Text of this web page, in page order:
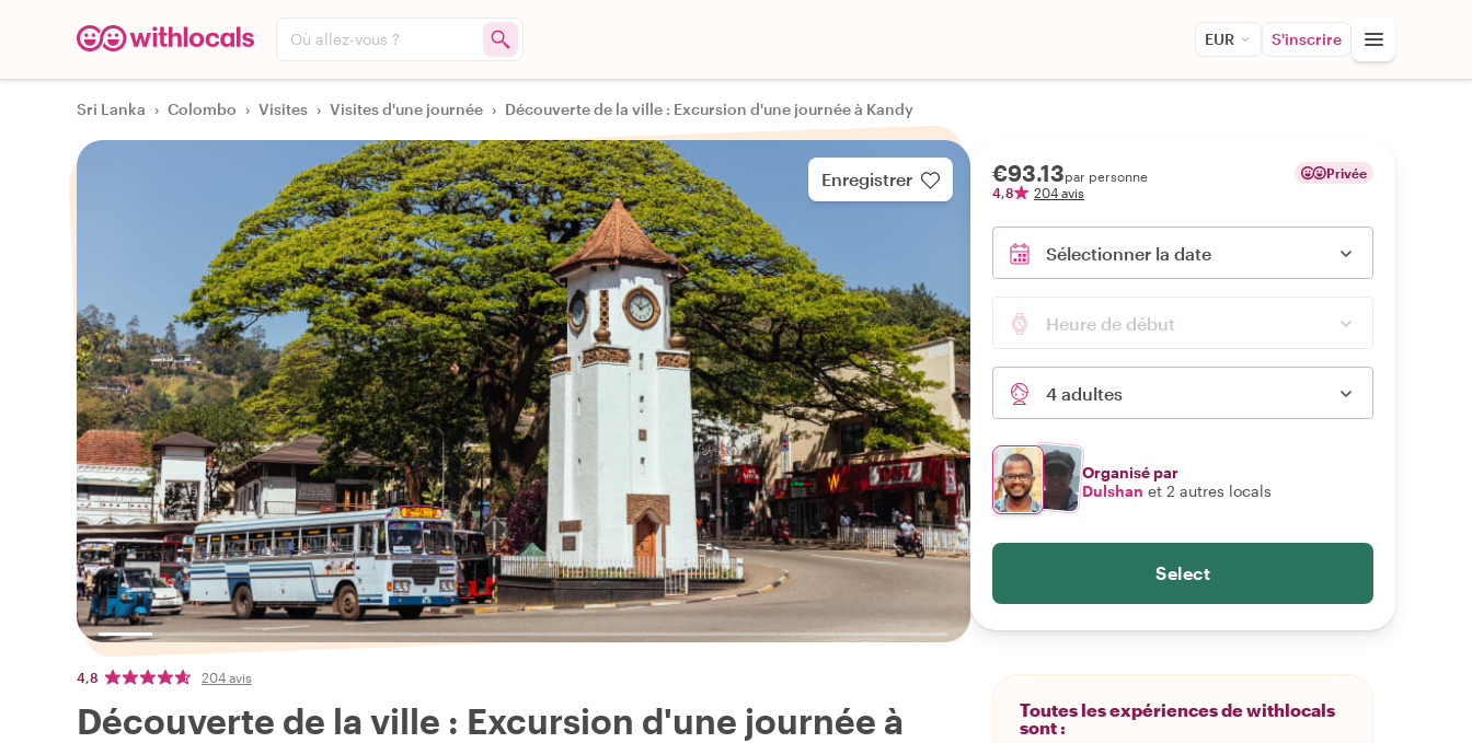
Où allez-vous ? EUR S'inscrire
Sri Lanka › Colombo › Visites › Visites d'une journée › Découverte de la ville : Excursion d'une journée à Kandy
Enregistrer
4,8 204 avis
Découverte de la ville : Excursion d'une journée à
€93.13par personne
4,8
204 avis
Privée
Sélectionner la date
Heure de début
4 adultes
Organisé par
Dulshan et 2 autres locals
Select
Toutes les expériences de withlocals
sont :